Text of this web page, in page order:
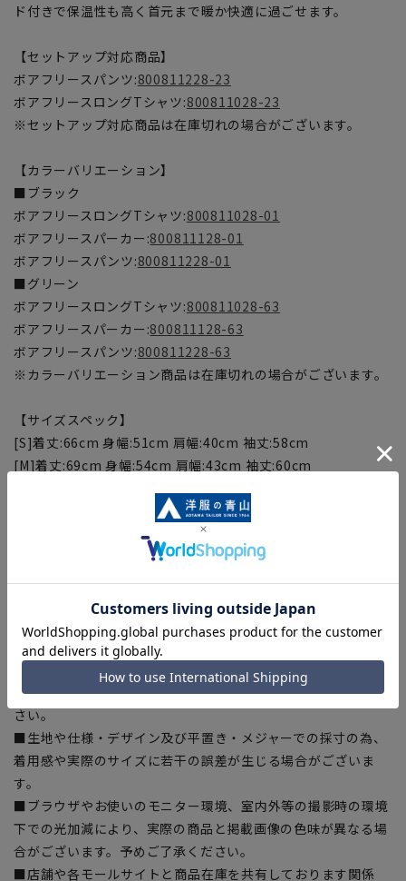
ド付きで保温性も高く首元まで暖か快適に過ごせます。
【セットアップ対応商品】
ボアフリースパンツ:800811228-23
ボアフリースロングTシャツ:800811028-23
※セットアップ対応商品は在庫切れの場合がございます。
【カラーバリエーション】
■ブラック
ボアフリースロングTシャツ:800811028-01
ボアフリースパーカー:800811128-01
ボアフリースパンツ:800811228-01
■グリーン
ボアフリースロングTシャツ:800811028-63
ボアフリースパーカー:800811128-63
ボアフリースパンツ:800811228-63
※カラーバリエーション商品は在庫切れの場合がございます。
【サイズスペック】
[S]着丈:66cm 身幅:51cm 肩幅:40cm 袖丈:58cm
[M]着丈:69cm 身幅:54cm 肩幅:43cm 袖丈:60cm
[LL]着丈:75cm 身幅:60cm 肩幅:49m 袖丈:64cm
[3L]着丈:78cm 身幅:63cm 肩幅:51cm 袖丈:66cm
■サイズスペックは仕上がりサイズを記載しております。
■商品現物にはおすすめサイズ(ヌードサイズ)の記載がある商
品もございます。
■商品により同サイズでも仕上がりサイズが異なる場合がござ
います。仕上がりサイズの詳細はサイズスペックをご確認くだ
さい。
■生地や仕様・デザイン及び平置き・メジャーでの採寸の為、
着用感や実際のサイズに若干の誤差が生じる場合がございま
す。
■ブラウザやお使いのモニター環境、室内外等の撮影時の環境
下での光加減により、実際の商品と掲載画像の色味が異なる場
合がございます。予めご了承ください。
■店舗や各モールサイトと商品在庫を共有しております関係